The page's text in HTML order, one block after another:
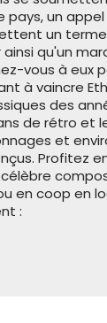
pays, un
un
ainsi qu'un
vous à eux
à vaincre
des
de rétro et
et
Profitez
en coop en
: